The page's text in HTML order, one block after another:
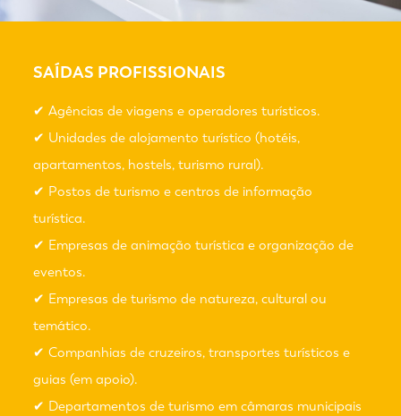
SAÍDAS PROFISSIONAIS
✔ Agências de viagens e operadores turísticos.
✔ Unidades de alojamento turístico (hotéis,
apartamentos, hostels, turismo rural).
✔ Postos de turismo e centros de informação
turística.
✔ Empresas de animação turística e organização de
eventos.
✔ Empresas de turismo de natureza, cultural ou
temático.
✔ Companhias de cruzeiros, transportes turísticos e
guias (em apoio).
✔ Departamentos de turismo em câmaras municipais